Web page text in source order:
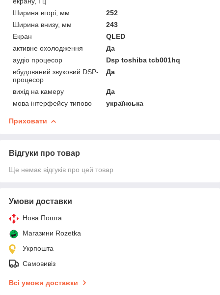
Ширина вгорі, мм
252
Ширина внизу, мм
243
Екран
QLED
активне охолодження
Да
аудіо процесор
Dsp toshiba tcb001hq
вбудований звуковий DSP-
процесор
Да
вихід на камеру
Да
мова інтерфейсу типово
українська
Приховати
Відгуки про товар
Ще немає відгуків про цей товар
Умови доставки
Нова Пошта
Магазини Rozetka
Укрпошта
Самовивіз
Всі умови доставки